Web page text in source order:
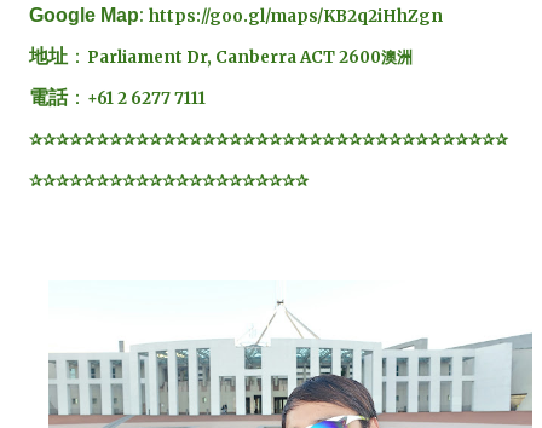
Google Map: https://goo.gl/maps/KB2q2iHhZgn
地址 ： Parliament Dr, Canberra ACT 2600澳洲
電話： +61 2 6277 7111
✰✰✰✰✰✰✰✰✰✰✰✰✰✰✰✰✰✰✰✰✰✰✰✰✰✰✰✰✰✰✰✰✰✰✰✰
✰✰✰✰✰✰✰✰✰✰✰✰✰✰✰✰✰✰✰✰✰